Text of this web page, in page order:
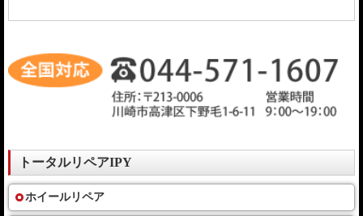
トータルリペアIPY
ホイールリペア